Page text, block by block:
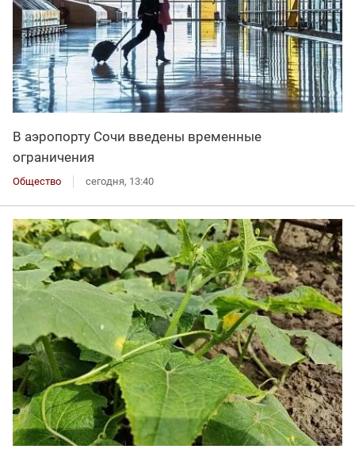
В аэропорту Сочи введены временные
ограничения
Общество сегодня, 13:40